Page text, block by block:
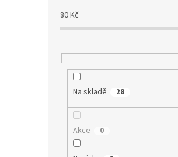
80Kč
Na skladě 28
Akce 0